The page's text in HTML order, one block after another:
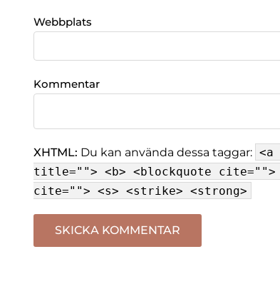
Webbplats
Kommentar
XHTML: Du kan använda dessa taggar:
title=""> <b> <blockquote cite="">
cite=""> <s> <strike> <strong>